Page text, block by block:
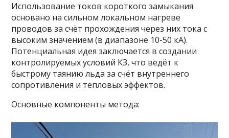
Использование токов короткого замыкания
основано на сильном локальном нагреве
проводов за счёт прохождения через них тока с
высоким значением (в диапазоне 10-50 кА).
Потенциальная идея заключается в создании
контролируемых условий КЗ, что ведёт к
быстрому таянию льда за счёт внутреннего
сопротивления и тепловых эффектов.
Основные компоненты метода: